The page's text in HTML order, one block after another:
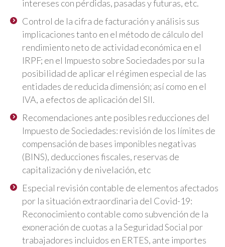
intereses con pérdidas, pasadas y futuras, etc.
Control de la cifra de facturación y análisis sus
implicaciones tanto en el método de cálculo del
rendimiento neto de actividad económica en el
IRPF; en el Impuesto sobre Sociedades por su la
posibilidad de aplicar el régimen especial de las
entidades de reducida dimensión; así como en el
IVA, a efectos de aplicación del SII.
Recomendaciones ante posibles reducciones del
Impuesto de Sociedades: revisión de los límites de
compensación de bases imponibles negativas
(BINS), deducciones fiscales, reservas de
capitalización y de nivelación, etc
Especial revisión contable de elementos afectados
por la situación extraordinaria del Covid-19:
Reconocimiento contable como subvención de la
exoneración de cuotas a la Seguridad Social por
trabajadores incluidos en ERTES, ante importes